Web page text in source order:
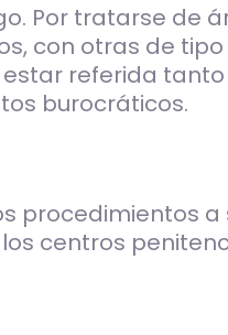
Por tratarse de
con otras de
referida
burocráticos.
procedimientos a
centros